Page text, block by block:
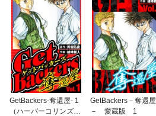
GetBackers-奪還屋- 1
（ハーパーコリンズ・
GetBackers－奪還屋
－ 愛蔵版 1